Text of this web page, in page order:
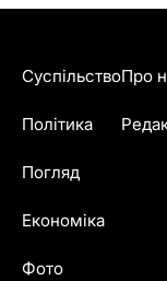
Суспільство
Політика
Погляд
Економіка
Фото
Про